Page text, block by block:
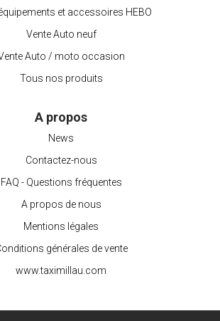
et accessoires HEBO
Vente Auto neuf
Auto / moto occasion
Tous nos produits
A propos
News
Contactez-nous
FAQ - Questions fréquentes
A propos de nous
Mentions légales
générales de vente
www.taximillau.com